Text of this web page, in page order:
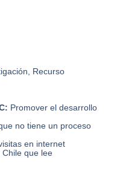
Recurso
Promover el desarrollo
no tiene un proceso
en internet
que lee